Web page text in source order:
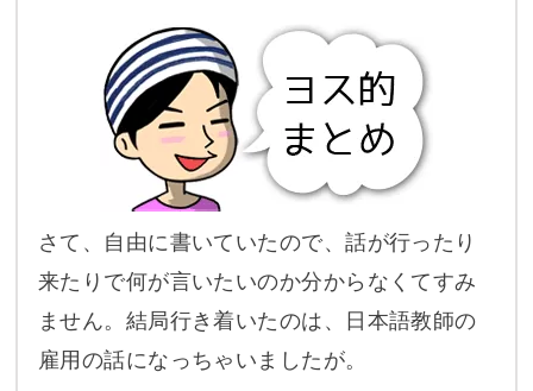
さて、自由に書いていたので、話が行ったり
来たりで何が言いたいのか分からなくてすみ
ません。結局行き着いたのは、日本語教師の
雇用の話になっちゃいましたが。